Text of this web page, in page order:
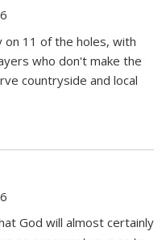
on 11 of the holes, with
who don't make the
countryside and local
God will almost certainly